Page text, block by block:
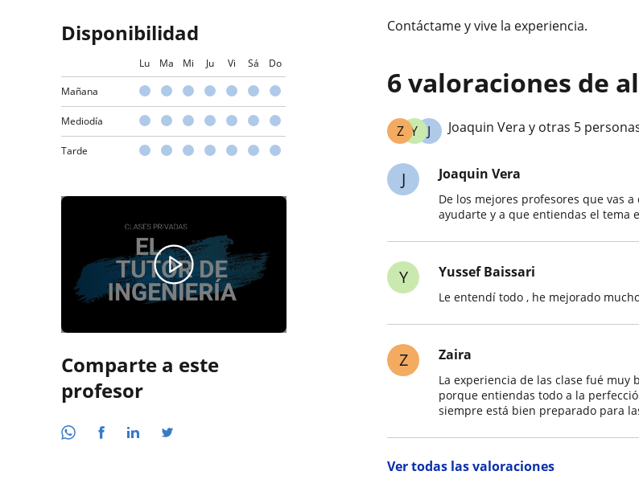
Disponibilidad
Lu Ma Mi Ju Vi Sá Do
Mañana
Mediodía
Tarde
Comparte a este
profesor
Contáctame y vive la experiencia.
6 valoraciones de
J
Y
Z Joaquin Vera y otras 5
J Joaquin Vera
De los mejores profesores que vas
ayudarte y a que entiendas el tema
Y Yussef Baissari
Le entendí todo , he mejorado
Z Zaira
La experiencia de las clase fué muy
porque entiendas todo a la
siempre está bien preparado para
Ver todas las valoraciones